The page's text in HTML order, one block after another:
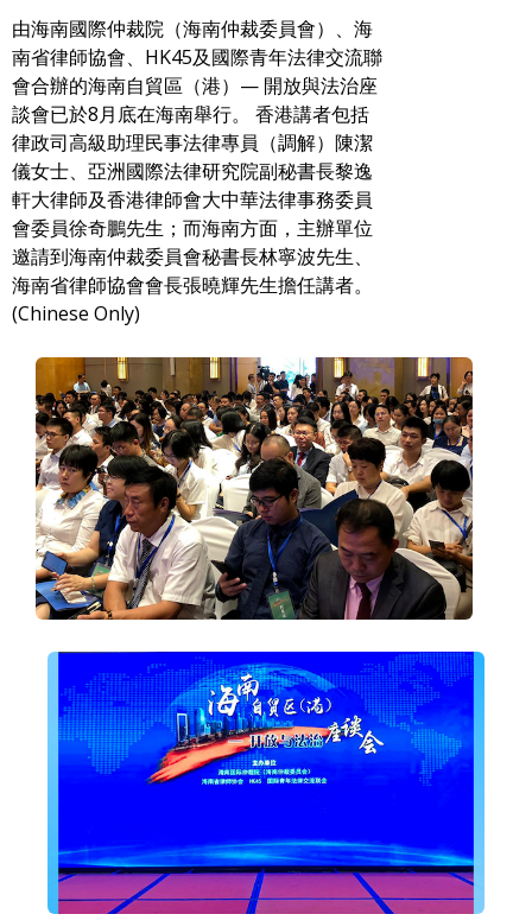
由海南國際仲裁院（海南仲裁委員會）、海
南省律師協會、HK45及國際青年法律交流聯
會合辦的海南自貿區（港）— 開放與法治座
談會已於8月底在海南舉行。 香港講者包括
律政司高級助理民事法律專員（調解）陳潔
儀女士、亞洲國際法律研究院副秘書長黎逸
軒大律師及香港律師會大中華法律事務委員
會委員徐奇鵬先生；而海南方面，主辦單位
邀請到海南仲裁委員會秘書長林寧波先生、
海南省律師協會會長張曉輝先生擔任講者。
(Chinese Only)